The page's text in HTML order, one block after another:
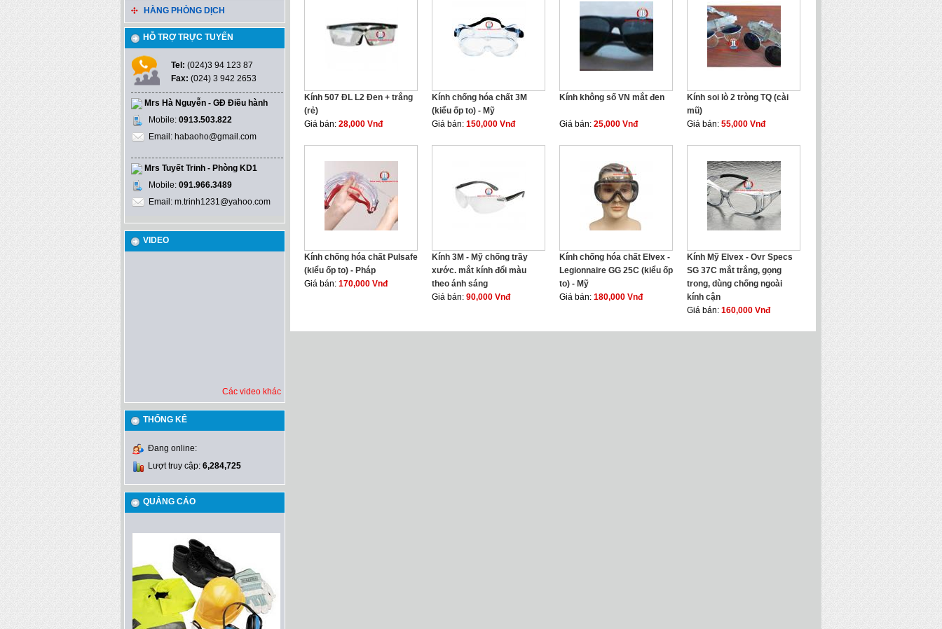
HÀNG PHÒNG DỊCH
HỖ TRỢ TRỰC TUYẾN
Tel: (024)3 94 123 87
Fax: (024) 3 942 2653
Mrs Hà Nguyễn - GĐ Điều hành
Mobile: 0913.503.822
Email: habaoho@gmail.com
Mrs Tuyết Trinh - Phòng KD1
Mobile: 091.966.3489
Email: m.trinh1231@yahoo.com
VIDEO
Các video khác
THỐNG KÊ
Đang online:
Lượt truy cập: 6,284,725
QUẢNG CÁO
Kính 507 ĐL L2 Đen + trắng
(rẻ)
Giá bán: 28,000 Vnđ
Kính chống hóa chất 3M
(kiểu ốp to) - Mỹ
Giá bán: 150,000 Vnđ
Kính không số VN mắt đen
Giá bán: 25,000 Vnđ
Kính soi lò 2 tròng TQ (cài
mũ)
Giá bán: 55,000 Vnđ
Kính chống hóa chất Pulsafe
(kiểu ốp to) - Pháp
Giá bán: 170,000 Vnđ
Kính 3M - Mỹ chống trầy
xước. mắt kính đổi màu
theo ánh sáng
Giá bán: 90,000 Vnđ
Kính chống hóa chất Elvex -
Legionnaire GG 25C (kiểu ốp
to) - Mỹ
Giá bán: 180,000 Vnđ
Kính Mỹ Elvex - Ovr Specs
SG 37C mắt trắng, gọng
trong, dùng chống ngoài
kính cận
Giá bán: 160,000 Vnđ